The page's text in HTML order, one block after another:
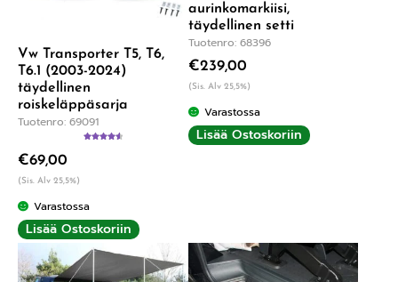
Vw Transporter T5, T6,
T6.1 (2003-2024)
täydellinen
roiskeläppäsarja
Tuotenro: 69091
€69,00
(Sis. Alv 25,5%)
Varastossa
Lisää Ostoskoriin
aurinkomarkiisi,
täydellinen setti
Tuotenro: 68396
€239,00
(Sis. Alv 25,5%)
Varastossa
Lisää Ostoskoriin